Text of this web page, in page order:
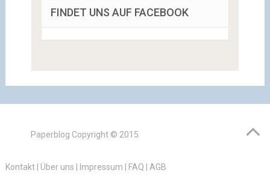
FINDET UNS AUF FACEBOOK
Paperblog Copyright © 2015.
Kontakt| Über uns | Impressum | FAQ | AGB